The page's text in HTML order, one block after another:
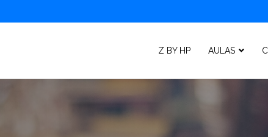
Z BY HP AULAS